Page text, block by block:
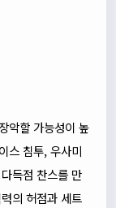
악할 가능성이 높
스 침투, 우사미
득점 찬스를 만
의 허점과 세트